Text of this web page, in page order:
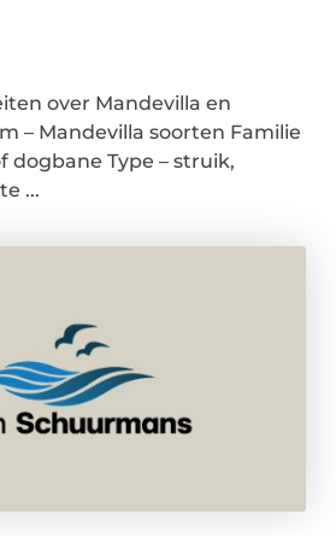
over Mandevilla en
– Mandevilla soorten Familie
dogbane Type – struik,
...